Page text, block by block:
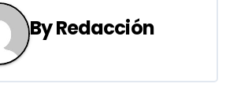
ByRedacción